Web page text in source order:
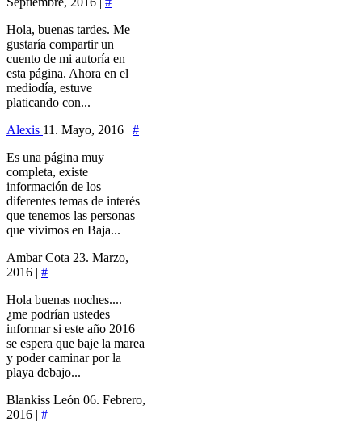
Hola, buenas tardes. Me
gustaría compartir un
cuento de mi autoría en
esta página. Ahora en el
mediodía, estuve
platicando con...
Alexis 11. Mayo, 2016 | #
Es una página muy
completa, existe
información de los
diferentes temas de interés
que tenemos las personas
que vivimos en Baja...
Ambar Cota 23. Marzo,
2016 | #
Hola buenas noches....
¿me podrían ustedes
informar si este año 2016
se espera que baje la marea
y poder caminar por la
playa debajo...
Blankiss León 06. Febrero,
2016 | #